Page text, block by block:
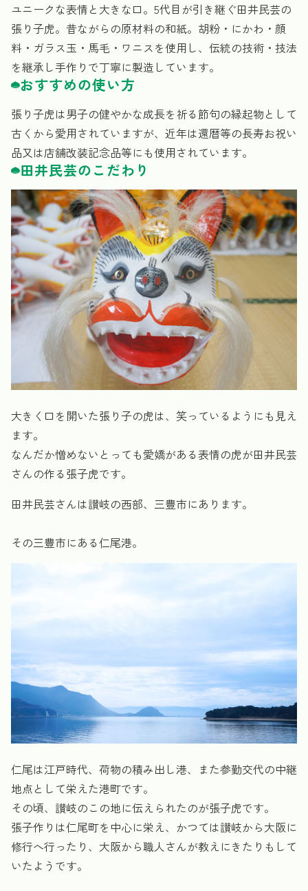
ユニークな表情と大きな口。5代目が引き継ぐ田井民芸の
張り子虎。昔ながらの原材料の和紙。胡粉・にかわ・顔
料・ガラス玉・馬毛・ワニスを使用し、伝統の技術・技法
を継承し手作りで丁寧に製造しています。
おすすめの使い方
張り子虎は男子の健やかな成長を祈る節句の縁起物として
古くから愛用されていますが、近年は還暦等の長寿お祝い
品又は店舗改装記念品等にも使用されています。
田井民芸のこだわり
大きく口を開いた張り子の虎は、笑っているようにも見え
ます。
なんだか憎めないとっても愛嬌がある表情の虎が田井民芸
さんの作る張子虎です。
田井民芸さんは讃岐の西部、三豊市にあります。
その三豊市にある仁尾港。
仁尾は江戸時代、荷物の積み出し港、また参勤交代の中継
地点として栄えた港町です。
その頃、讃岐のこの地に伝えられたのが張子虎です。
張子作りは仁尾町を中心に栄え、かつては讃岐から大阪に
修行へ行ったり、大阪から職人さんが教えにきたりもして
いたようです。